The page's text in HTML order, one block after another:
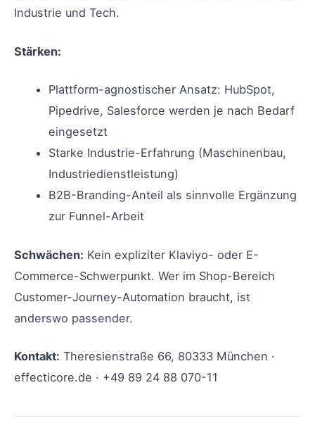
Industrie und Tech.
Stärken:
Plattform-agnostischer Ansatz: HubSpot,
Pipedrive, Salesforce werden je nach Bedarf
eingesetzt
Starke Industrie-Erfahrung (Maschinenbau,
Industriedienstleistung)
B2B-Branding-Anteil als sinnvolle Ergänzung
zur Funnel-Arbeit
Schwächen: Kein expliziter Klaviyo- oder E-
Commerce-Schwerpunkt. Wer im Shop-Bereich
Customer-Journey-Automation braucht, ist
anderswo passender.
Kontakt: Theresienstraße 66, 80333 München ·
effecticore.de · +49 89 24 88 070-11